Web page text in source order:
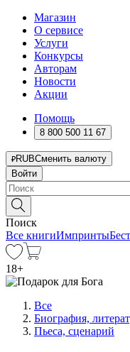
Магазин
О сервисе
Услуги
Конкурсы
Авторам
Новости
Акции
Помощь
8 800 500 11 67
RUBСменить валюту
Войти
Поиск
Все книгиИмпринты
18+
Все
Биография,
Пьеса, сценарий